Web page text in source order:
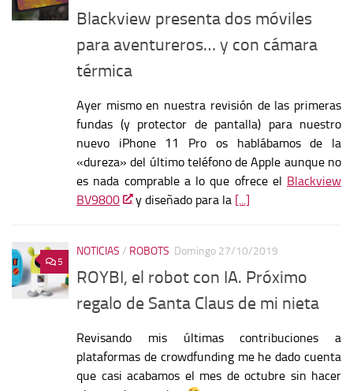
Blackview presenta dos móviles
para aventureros… y con cámara
térmica
Ayer mismo en nuestra revisión de las primeras
fundas (y protector de pantalla) para nuestro
nuevo iPhone 11 Pro os hablábamos de la
«dureza» del último teléfono de Apple aunque no
es nada comprable a lo que ofrece el Blackview
BV9800
y diseñado para la [...]
5
NOTICIAS / ROBOTS Domingo 27/10/2019
ROYBI, el robot con IA. Próximo
regalo de Santa Claus de mi nieta
Revisando mis últimas contribuciones a
plataformas de crowdfundingme he dado cuenta
que casi acabamos el mes de octubre sin hacer